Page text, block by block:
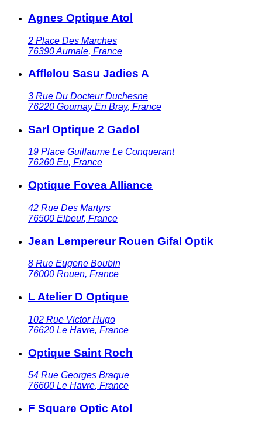
Agnes Optique Atol
2 Place Des Marches
76390Aumale, France
Afflelou Sasu Jadies A
3 Rue Du Docteur Duchesne
76220 Gournay En Bray, France
Sarl Optique 2 Gadol
19 Place Guillaume Le Conquerant
76260 Eu, France
Optique Fovea Alliance
42 Rue Des Martyrs
76500 Elbeuf, France
Jean Lempereur Rouen Gifal Optik
8 Rue Eugene Boubin
76000 Rouen, France
L Atelier D Optique
102 Rue Victor Hugo
76620 Le Havre, France
Optique Saint Roch
54 Rue Georges Braque
76600 Le Havre, France
F Square Optic Atol